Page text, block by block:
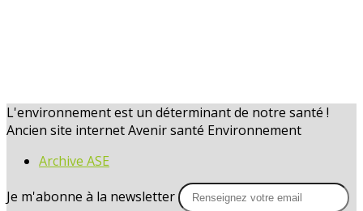
L'environnement est un déterminant de notre santé !
Ancien site internet Avenir santé Environnement
Archive ASE
Je m'abonne à la newsletter